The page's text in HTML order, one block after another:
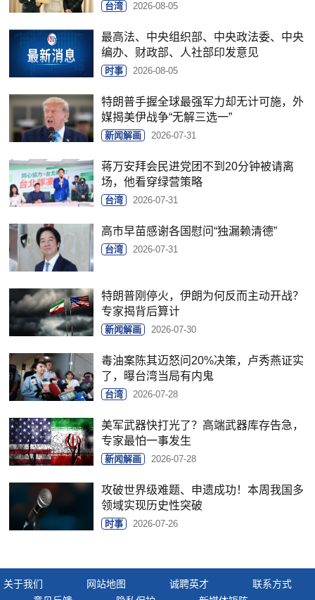
台湾 2026-08-05
最高法、中央组织部、中央政法委、中央
编办、财政部、人社部印发意见
时事 2026-08-05
特朗普手握全球最强军力却无计可施，外
媒揭美伊战争“无解三选一”
新闻解画 2026-07-31
蒋万安拜会民进党团不到20分钟被请离
场，他看穿绿营策略
台湾 2026-07-31
高市早苗感谢各国慰问“独漏赖清德”
台湾 2026-07-31
特朗普刚停火，伊朗为何反而主动开战？
专家揭背后算计
新闻解画 2026-07-30
毒油案陈其迈怒问20%决策，卢秀燕证实
了，曝台湾当局有内鬼
台湾 2026-07-28
美军武器快打光了？高端武器库存告急，
专家最怕一事发生
新闻解画 2026-07-28
攻破世界级难题、申遗成功！本周我国多
领域实现历史性突破
时事 2026-07-26
关于我们 网站地图 诚聘英才
联系方式